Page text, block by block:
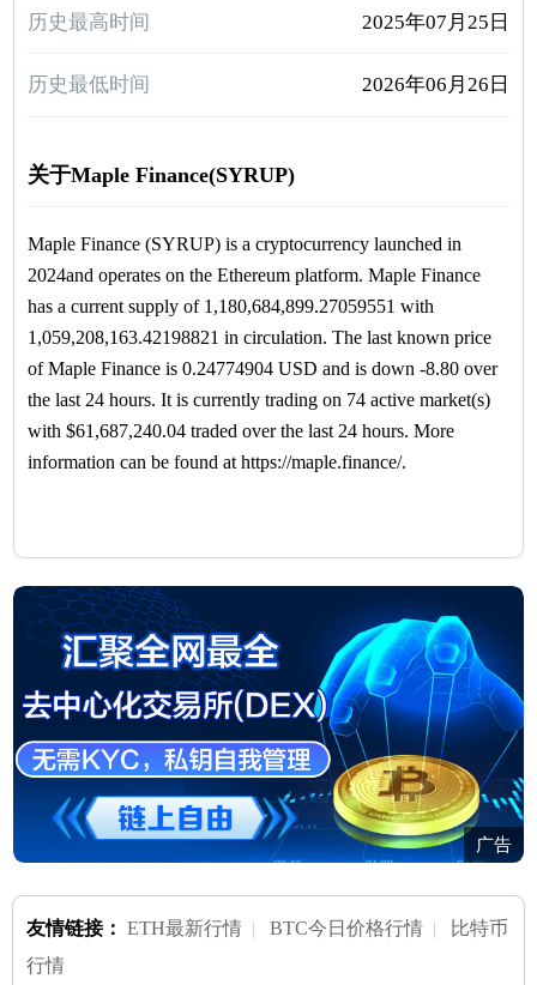
历史最高时间 2025年07月25日
历史最低时间 2026年06月26日
关于Maple Finance(SYRUP)
Maple Finance (SYRUP) is a cryptocurrency launched in
2024and operates on the Ethereum platform. Maple Finance
has a current supply of 1,180,684,899.27059551 with
1,059,208,163.42198821 in circulation. The last known price
of Maple Finance is 0.24774904 USD and is down -8.80 over
the last 24 hours. It is currently trading on 74 active market(s)
with $61,687,240.04 traded over the last 24 hours. More
information can be found at https://maple.finance/.
广告
友情链接： ETH最新行情 |BTC今日价格行情 | 比特币
行情